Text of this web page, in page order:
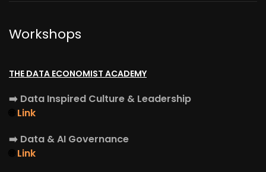
Workshops
THE DATA ECONOMIST ACADEMY
➡️ Data Inspired Culture & Leadership
Link
➡️ Data & AI Governance
Link